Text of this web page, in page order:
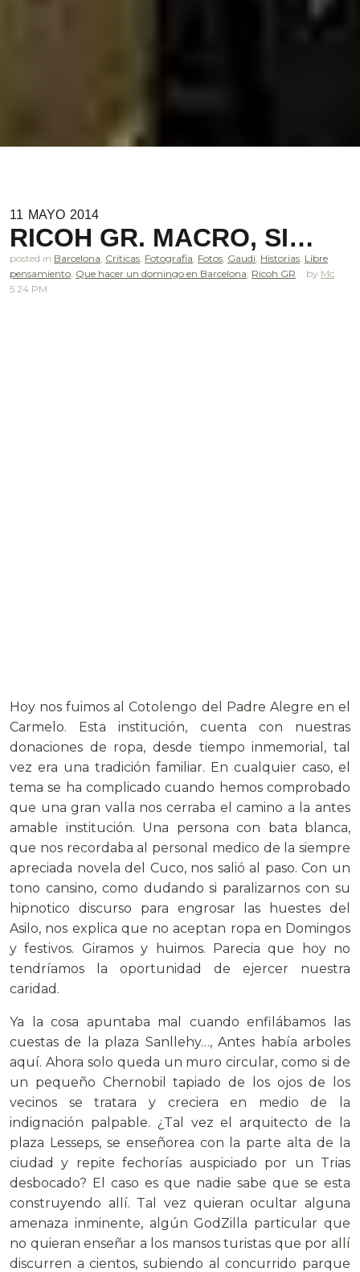
11 MAYO 2014
RICOH GR. MACRO, SI…
posted in Barcelona Criticas Fotografia Fotos Gaudi Historias Libre
pensamiento Que hacer un domingo en Barcelona Ricoh GR
Mc
5.24 PM
Hoy nos fuimos al Cotolengo del Padre Alegre en el
Carmelo. Esta institución, cuenta con nuestras
donaciones de ropa, desde tiempo inmemorial, tal
vez era una tradición familiar. En cualquier caso, el
tema se ha complicado cuando hemos comprobado
que una gran valla nos cerraba el camino a la antes
amable institución. Una persona con bata blanca,
que nos recordaba al personal medico de la siempre
apreciada novela del Cuco, nos salió al paso. Con un
tono cansino, como dudando si paralizarnos con su
hipnotico discurso para engrosar las huestes del
Asilo, nos explica que no aceptan ropa en Domingos
y festivos. Giramos y huimos. Parecia que hoy no
tendríamos la oportunidad de ejercer nuestra
caridad.
Ya la cosa apuntaba mal cuando enfilábamos las
cuestas de la plaza Sanllehy…, Antes había arboles
aquí. Ahora solo queda un muro circular, como si de
un pequeño Chernobil tapiado de los ojos de los
vecinos se tratara y creciera en medio de la
indignación palpable. ¿Tal vez el arquitecto de la
plaza Lesseps, se enseñorea con la parte alta de la
ciudad y repite fechorías auspiciado por un Trias
desbocado? El caso es que nadie sabe que se esta
construyendo allí. Tal vez quieran ocultar alguna
amenaza inminente, algún GodZilla particular que
no quieran enseñar a los mansos turistas que por allí
discurren a cientos, subiendo al concurrido parque